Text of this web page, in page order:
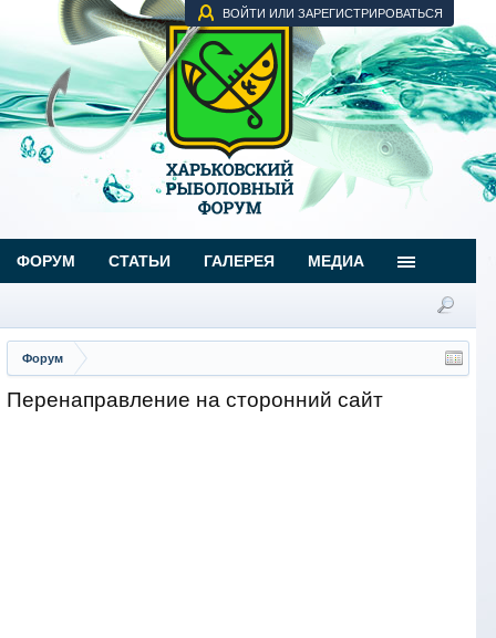
ВОЙТИ ИЛИ ЗАРЕГИСТРИРОВАТЬСЯ
Форум
Перенаправление на сторонний сайт
ФОРУМ СТАТЬИ ГАЛЕРЕЯ МЕДИА